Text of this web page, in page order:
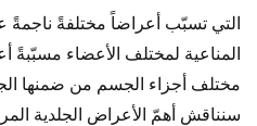
التي تسبّب أعراضاً مختلفةً ناجمةً
المناعية لمختلف الأعضاء
مختلف أجزاء الجسم من ضمنها
سنناقش أهمّ الأعراض الجلدية